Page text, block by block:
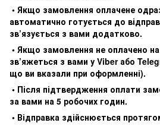
• Якщо замовлення оплачене
автоматично готується до
зв’язується з вами додатково.
• Якщо замовлення не оплачено
зв’яжеться з вами у Viber або
що ви вказали при оформленні).
• Після підтвердження оплати
за вами на 5 робочих годин.
• Відправка здійснюється